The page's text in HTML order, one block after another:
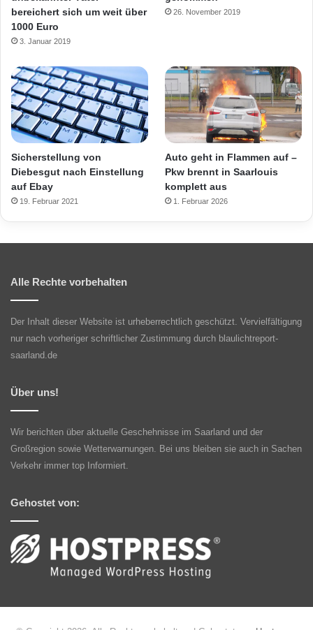
bereichert sich um weit über
1000 Euro
3. Januar 2019
26. November 2019
Sicherstellung von
Diebesgut nach Einstellung
auf Ebay
19. Februar 2021
Auto geht in Flammen auf –
Pkw brennt in Saarlouis
komplett aus
1. Februar 2026
Alle Rechte vorbehalten
Der Inhalt dieser Website ist urheberrechtlich geschützt. Vervielfältigung
nur nach vorheriger schriftlicher Zustimmung durch blaulichtreport-
saarland.de
Über uns!
Wir berichten über aktuelle Geschehnisse im Saarland und der
Großregion sowie Wetterwarnungen. Bei uns bleiben sie auch in Sachen
Verkehr immer top Informiert.
Gehostet von: